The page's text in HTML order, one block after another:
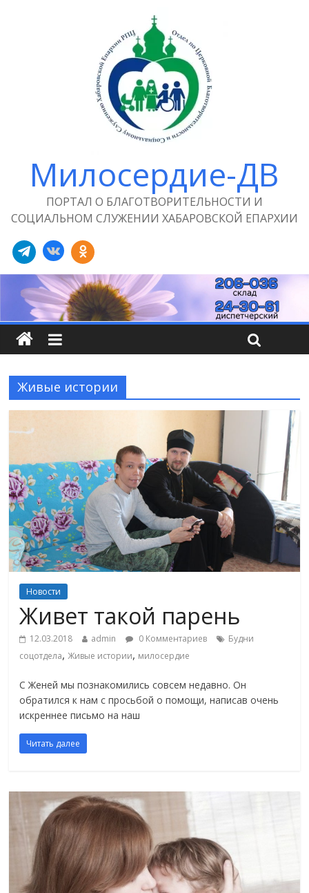
Милосердие-ДВ
ПОРТАЛ О БЛАГОТВОРИТЕЛЬНОСТИ И
СОЦИАЛЬНОМ СЛУЖЕНИИ ХАБАРОВСКОЙ ЕПАРХИИ
Живые истории
Новости
Живет такой парень
12.03.2018 admin 0 Комментариев
Будни
соцотдела,Живые истории, милосердие
С Женей мы познакомились совсем недавно. Он
обратился к нам с просьбой о помощи, написав очень
искреннее письмо на наш
Читать далее